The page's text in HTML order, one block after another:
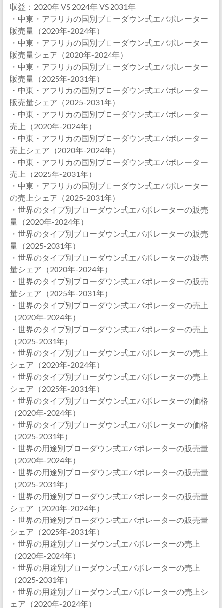
収益：2020年 VS 2024年 VS 2031年
・中東・アフリカの国別ブローダウン式エバポレーター
販売量（2020年-2024年）
・中東・アフリカの国別ブローダウン式エバポレーター
販売量シェア（2020年-2024年）
・中東・アフリカの国別ブローダウン式エバポレーター
販売量（2025年-2031年）
・中東・アフリカの国別ブローダウン式エバポレーター
販売量シェア（2025-2031年）
・中東・アフリカの国別ブローダウン式エバポレーター
売上（2020年-2024年）
・中東・アフリカの国別ブローダウン式エバポレーター
売上シェア（2020年-2024年）
・中東・アフリカの国別ブローダウン式エバポレーター
売上（2025年-2031年）
・中東・アフリカの国別ブローダウン式エバポレーター
の売上シェア（2025-2031年）
・世界のタイプ別ブローダウン式エバポレーターの販売
量（2020年-2024年）
・世界のタイプ別ブローダウン式エバポレーターの販売
量（2025-2031年）
・世界のタイプ別ブローダウン式エバポレーターの販売
量シェア（2020年-2024年）
・世界のタイプ別ブローダウン式エバポレーターの販売
量シェア（2025年-2031年）
・世界のタイプ別ブローダウン式エバポレーターの売上
（2020年-2024年）
・世界のタイプ別ブローダウン式エバポレーターの売上
（2025-2031年）
・世界のタイプ別ブローダウン式エバポレーターの売上
シェア（2020年-2024年）
・世界のタイプ別ブローダウン式エバポレーターの売上
シェア（2025年-2031年）
・世界のタイプ別ブローダウン式エバポレーターの価格
（2020年-2024年）
・世界のタイプ別ブローダウン式エバポレーターの価格
（2025-2031年）
・世界の用途別ブローダウン式エバポレーターの販売量
（2020年-2024年）
・世界の用途別ブローダウン式エバポレーターの販売量
（2025-2031年）
・世界の用途別ブローダウン式エバポレーターの販売量
シェア（2020年-2024年）
・世界の用途別ブローダウン式エバポレーターの販売量
シェア（2025年-2031年）
・世界の用途別ブローダウン式エバポレーターの売上
（2020年-2024年）
・世界の用途別ブローダウン式エバポレーターの売上
（2025-2031年）
・世界の用途別ブローダウン式エバポレーターの売上シ
ェア（2020年-2024年）